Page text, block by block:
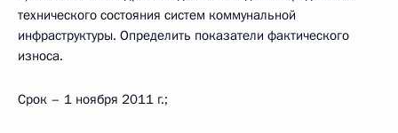
технического состояния систем коммунальной
инфраструктуры. Определить показатели фактического
износа.
Срок – 1 ноября 2011 г.;